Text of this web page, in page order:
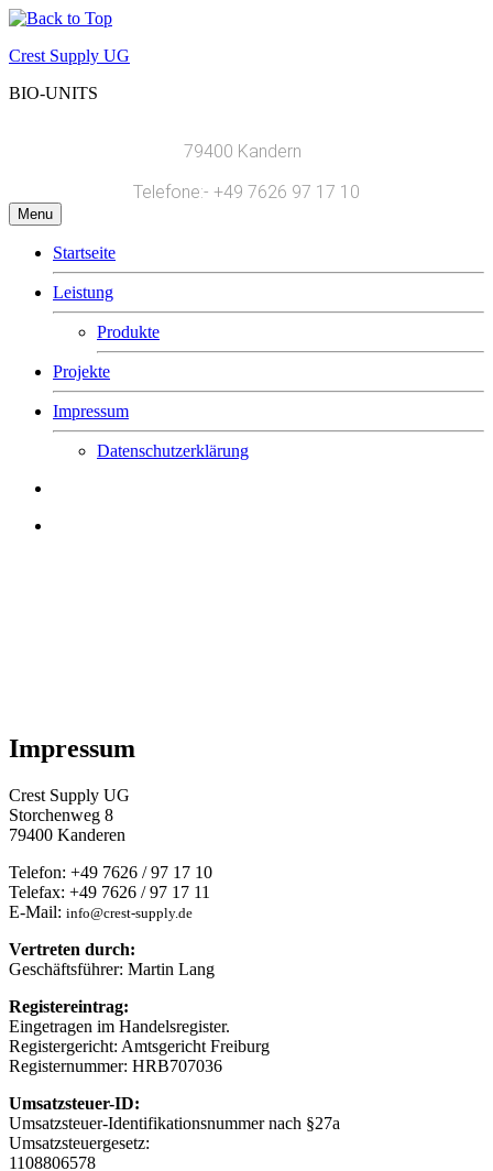
Crest Supply UG
BIO-UNITS
79400 Kandern
Telefone:- +49 7626 97 17 10
Menu
Startseite
Leistung
Produkte
Projekte
Impressum
Datenschutzerklärung
Impressum
Crest Supply UG
Storchenweg 8
79400 Kanderen
Telefon: +49 7626 / 97 17 10
Telefax: +49 7626 / 97 17 11
E-Mail: info@crest-supply.de
Vertreten durch:
Geschäftsführer: Martin Lang
Registereintrag:
Eingetragen im Handelsregister.
Registergericht: Amtsgericht Freiburg
Registernummer: HRB707036
Umsatzsteuer-ID:
Umsatzsteuer-Identifikationsnummer nach §27a
Umsatzsteuergesetz:
1108806578